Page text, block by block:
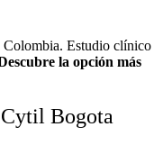
Estudio clínico
la opción más
Bogota